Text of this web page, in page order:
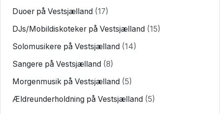
Duoer på Vestsjælland (17)
DJs/Mobildiskoteker på Vestsjælland (15)
Solomusikere på Vestsjælland (14)
Sangere på Vestsjælland (8)
Morgenmusik på Vestsjælland (5)
Ældreunderholdning på Vestsjælland (5)